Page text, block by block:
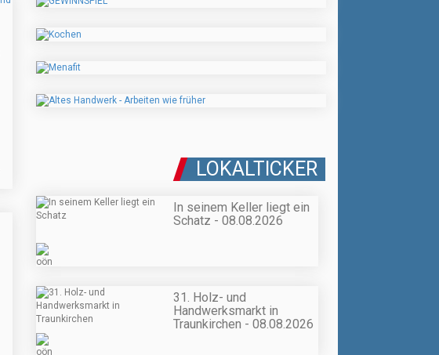
LOKALTICKER
In seinem Keller liegt ein
Schatz - 08.08.2026
31. Holz- und
Handwerksmarkt in
Traunkirchen - 08.08.2026